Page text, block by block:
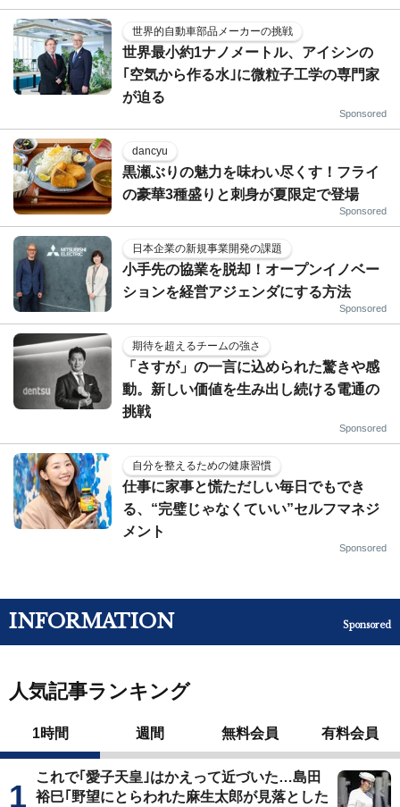
世界的自動車部品メーカーの挑戦
世界最小約1ナノメートル、アイシンの
｢空気から作る水｣に微粒子工学の専門家
が迫る
Sponsored
dancyu
黒瀬ぶりの魅力を味わい尽くす！フライ
の豪華3種盛りと刺身が夏限定で登場
Sponsored
日本企業の新規事業開発の課題
小手先の協業を脱却！オープンイノベー
ションを経営アジェンダにする方法
Sponsored
期待を超えるチームの強さ
「さすが」の一言に込められた驚きや感
動。新しい価値を生み出し続ける電通の
挑戦
Sponsored
自分を整えるための健康習慣
仕事に家事と慌ただしい毎日でもでき
る、“完璧じゃなくていい”セルフマネジ
メント
Sponsored
INFORMATION Sponsored
人気記事ランキング
1時間 週間 無料会員 有料会員
これで｢愛子天皇｣はかえって近づいた…島田
裕巳｢野望にとらわれた麻生太郎が見落とした